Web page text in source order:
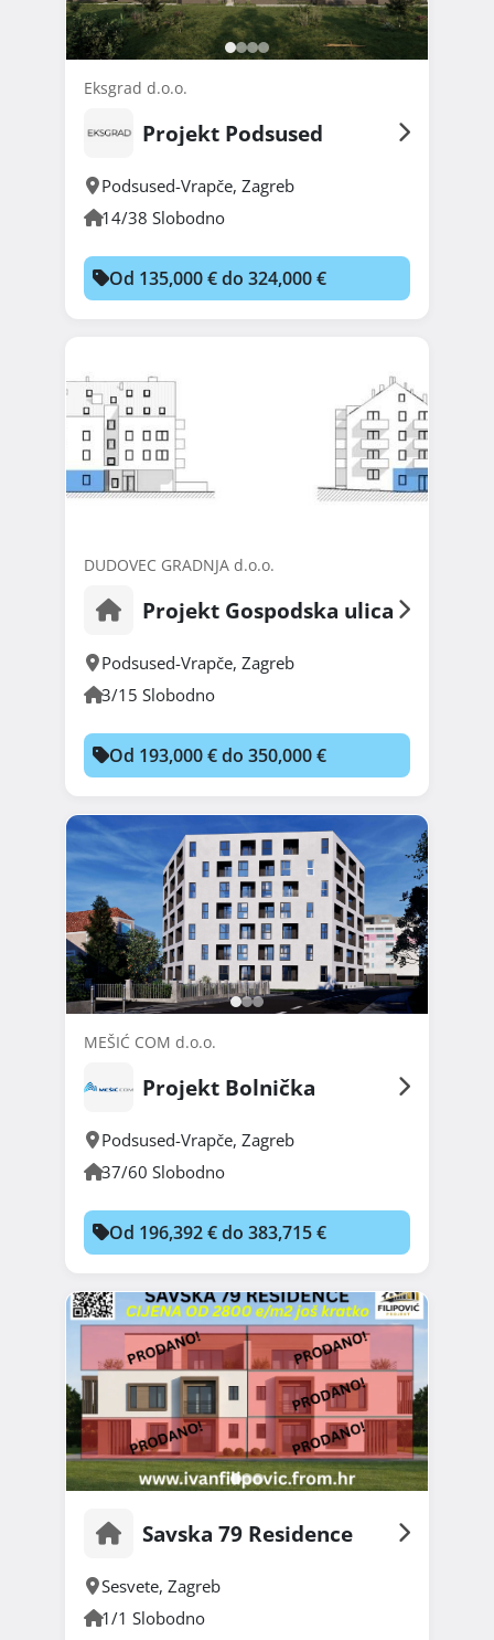
Eksgrad d.o.o.
Projekt Podsused
Podsused-Vrapče, Zagreb
14/38 Slobodno
Od 135,000 € do 324,000 €
DUDOVEC GRADNJA d.o.o.
Projekt Gospodska ulica
Podsused-Vrapče, Zagreb
3/15 Slobodno
Od 193,000 € do 350,000 €
MEŠIĆ COM d.o.o.
Projekt Bolnička
Podsused-Vrapče, Zagreb
37/60 Slobodno
Od 196,392 € do 383,715 €
Savska 79 Residence
Sesvete, Zagreb
1/1 Slobodno